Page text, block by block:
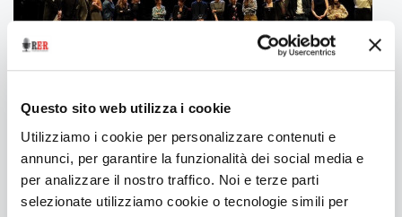
Questo sito web utilizza i cookie
Utilizziamo i cookie per personalizzare contenuti e
annunci, per garantire la funzionalità dei social media e
per analizzare il nostro traffico. Noi e terze parti
selezionate utilizziamo cookie o tecnologie simili per
12 Dicembre 2024
LACASADARGILLA PER I PREMI UBU 2024
Il collettivo romano, premiato lo scorso anno, cura
la direzione artistica della cerimonia. Ne parliamo
con Maddalena Parise